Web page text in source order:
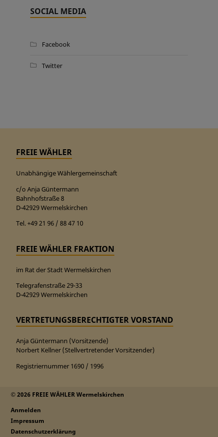
SOCIAL MEDIA
Facebook
Twitter
FREIE WÄHLER
Unabhängige Wählergemeinschaft
c/o Anja Güntermann
Bahnhofstraße 8
D-42929 Wermelskirchen
Tel. +49 21 96 / 88 47 10
FREIE WÄHLER FRAKTION
im Rat der Stadt Wermelskirchen
Telegrafenstraße 29-33
D-42929 Wermelskirchen
VERTRETUNGSBERECHTIGTER VORSTAND
Anja Güntermann (Vorsitzende)
Norbert Kellner (Stellvertretender Vorsitzender)
Registriernummer 1690 / 1996
© 2026 FREIE WÄHLER Wermelskirchen
Anmelden
Impressum
Datenschutzerklärung